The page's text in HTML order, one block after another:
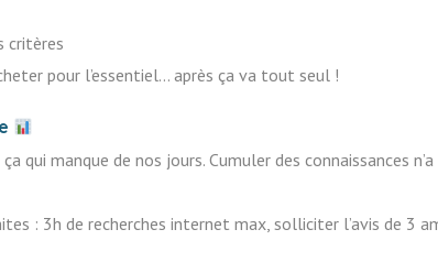
critères
pour l’essentiel… après ça va tout seul !
qui manque de nos jours. Cumuler des connaissances
: 3h de recherches internet max, solliciter l’avis de 3